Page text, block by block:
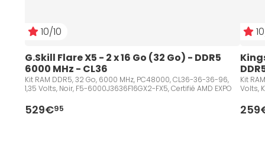
10/10
G.Skill Flare X5 - 2 x 16 Go (32 Go) - DDR5
6000 MHz - CL36
Kit RAM DDR5, 32 Go, 6000 MHz, PC48000, CL36-36-36-96,
1,35 Volts, Noir, F5-6000J3636F16GX2-FX5, Certifié AMD EXPO
529€95
Kit
Volts,